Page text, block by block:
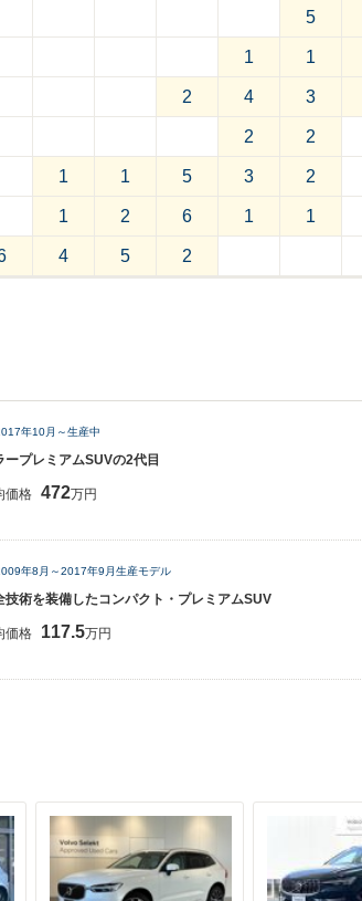
5
1 1
2 4 3
2 2
1 1 5 3 2
1 2 6 1 1
4 5 2
年10月～生産中
ープレミアムSUVの2代目
価格 472万円
年8月～2017年9月生産モデル
技術を装備したコンパクト・プレミアムSUV
価格 117.5万円